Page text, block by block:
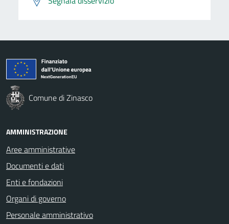
Comune di Zinasco
AMMINISTRAZIONE
Aree amministrative
Documenti e dati
Enti e fondazioni
Organi di governo
Personale amministrativo